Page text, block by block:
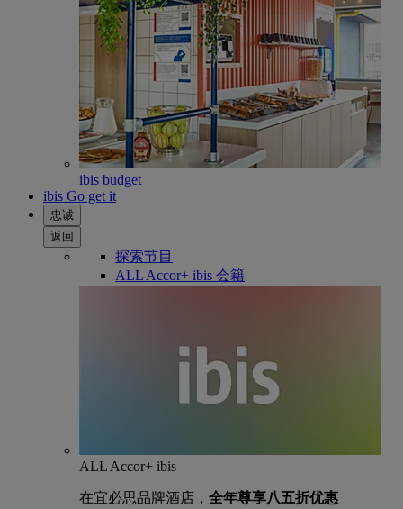
ibis budget
ibis Go get it
忠诚
返回
探索节目
ALL Accor+ ibis 会籍
ALL Accor+ ibis
在宜必思品牌酒店， 全年尊享八五折优惠